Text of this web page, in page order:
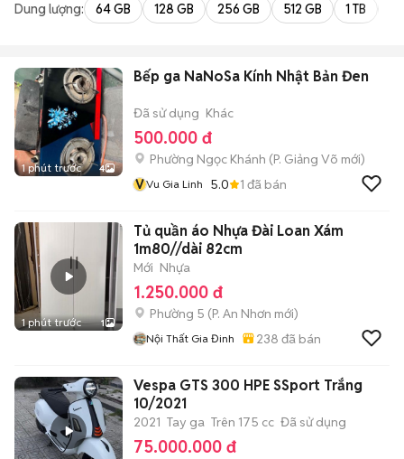
Dung lượng: 64 GB 128 GB 256 GB 512 GB 1 TB
1 phút trước 4
Bếp ga NaNoSa Kính Nhật Bản Đen
Đã sử dụng Khác
500.000 đ
Phường Ngọc Khánh (P. Giảng Võ mới)
VVu Gia Linh 5.0 1 đã bán
1 phút trước 1
Tủ quần áo Nhựa Đài Loan Xám
1m80//dài 82cm
Mới Nhựa
1.250.000 đ
Phường 5 (P. An Nhơn mới)
Nội Thất Gia Đinh 238 đã bán
Vespa GTS 300 HPE SSport Trắng
10/2021
2021 Tay ga Trên 175 cc Đã sử dụng
75.000.000 đ